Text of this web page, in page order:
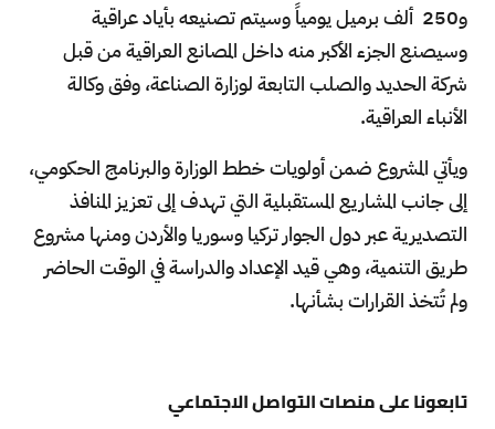
و250 ألف برميل يومياً وسيتم تصنيعه بأياد عراقية
وسيصنع الجزء الأكبر منه داخل المصانع العراقية من قبل
شركة الحديد والصلب التابعة لوزارة الصناعة، وفق وكالة
الأنباء العراقية.
ويأتي المشروع ضمن أولويات خطط الوزارة والبرنامج الحكومي،
إلى جانب المشاريع المستقبلية التي تهدف إلى تعزيز المنافذ
التصديرية عبر دول الجوار تركيا وسوريا والأردن ومنها مشروع
طريق التنمية، وهي قيد الإعداد والدراسة في الوقت الحاضر
ولم تُتخذ القرارات بشأنها.
تابعونا على منصات التواصل الاجتماعي